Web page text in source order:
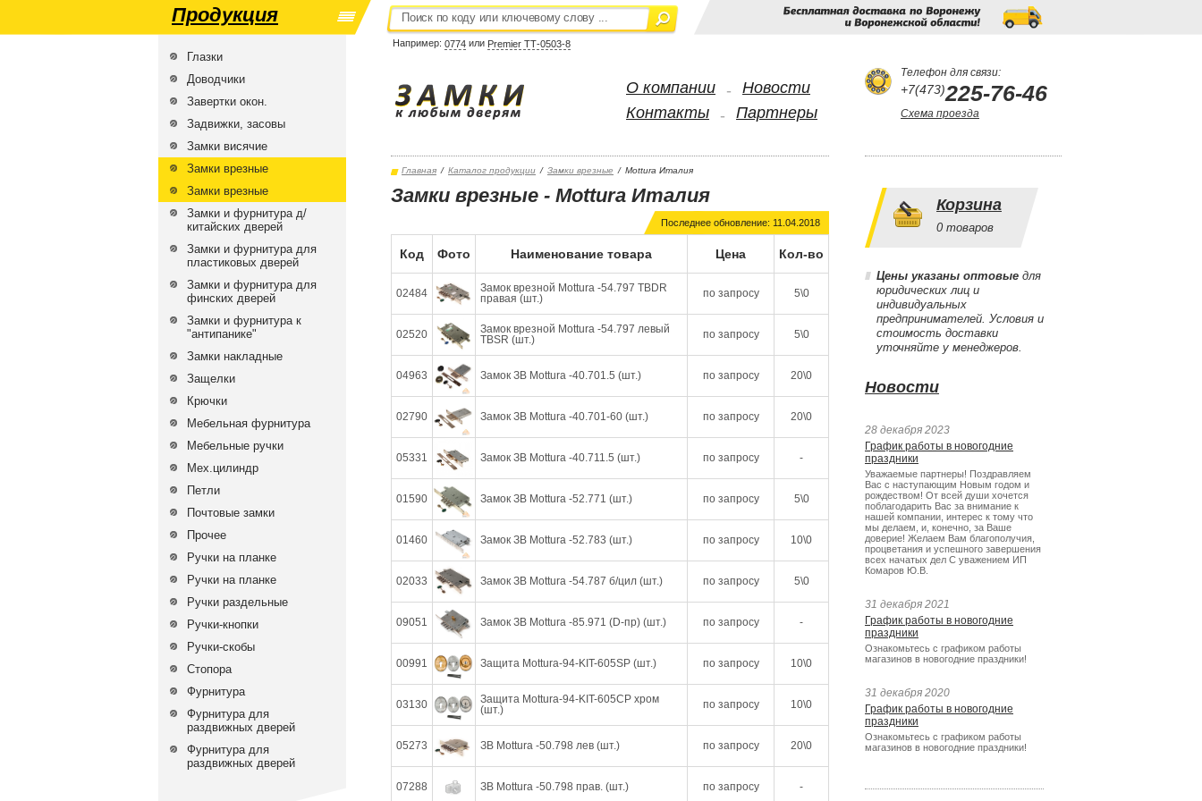
Продукция
Например: 0774 или Premier ТТ-0503-8
Глазки
Доводчики
Завертки окон.
Задвижки, засовы
Замки висячие
Замки врезные
Замки врезные
Замки и фурнитура д/
китайских дверей
Замки и фурнитура для
пластиковых дверей
Замки и фурнитура для
финских дверей
Замки и фурнитура к
"антипанике"
Замки накладные
Защелки
Крючки
Мебельная фурнитура
Мебельные ручки
Мех.цилиндр
Петли
Почтовые замки
Прочее
Ручки на планке
Ручки на планке
Ручки раздельные
Ручки-кнопки
Ручки-скобы
Стопора
Фурнитура
Фурнитура для
раздвижных дверей
Фурнитура для
раздвижных дверей
О компании -
Новости
Контакты
- Партнеры
Главная / Каталог продукции / Замки врезные / Mottura Италия
Замки врезные - Mottura Италия
Последнее обновление: 11.04.2018
Код Фото Наименование товара Цена Кол-во
02484
Замок врезной Mottura -54.797 ТВDR
правая (шт.)
по запросу 5\0
02520
Замок врезной Mottura -54.797 левый
TBSR (шт.)
по запросу 5\0
04963 Замок ЗВ Mottura -40.701.5 (шт.) по запросу 20\0
02790 Замок ЗВ Mottura -40.701-60 (шт.) по запросу 20\0
05331 Замок ЗВ Mottura -40.711.5 (шт.) по запросу -
01590 Замок ЗВ Mottura -52.771 (шт.) по запросу 5\0
01460 Замок ЗВ Mottura -52.783 (шт.) по запросу 10\0
02033 Замок ЗВ Mottura -54.787 б/цил (шт.) по запросу 5\0
09051 Замок ЗВ Mottura -85.971 (D-пр) (шт.) по запросу -
00991 Защита Mottura-94-KIT-605SP (шт.) по запросу 10\0
03130
Защита Mottura-94-KIT-605СP хром
(шт.)
по запросу 10\0
05273 ЗВ Mottura -50.798 лев (шт.) по запросу 20\0
07288 ЗВ Mottura -50.798 прав. (шт.) по запросу -
Телефон для связи:
+7(473)225-76-46
Схема проезда
Корзина
0 товаров
Цены указаны оптовые для
юридических лиц и
индивидуальных
предпринимателей. Условия и
стоимость доставки
уточняйте у менеджеров.
Новости
28 декабря 2023
График работы в новогодние
праздники
Уважаемые партнеры! Поздравляем
Вас с наступающим Новым годом и
рождеством! От всей души хочется
поблагодарить Вас за внимание к
нашей компании, интерес к тому что
мы делаем, и, конечно, за Ваше
доверие! Желаем Вам благополучия,
процветания и успешного завершения
всех начатых дел С уважением ИП
Комаров Ю.В.
31 декабря 2021
График работы в новогодние
праздники
Ознакомьтесь с графиком работы
магазинов в новогодние праздники!
31 декабря 2020
График работы в новогодние
праздники
Ознакомьтесь с графиком работы
магазинов в новогодние праздники!